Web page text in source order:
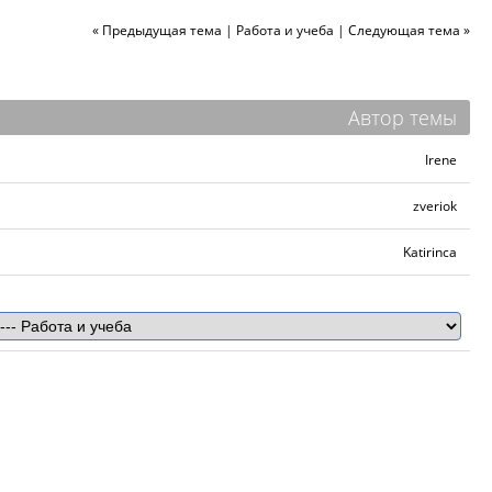
« Предыдущая тема | Работа и учеба | Следующая тема »
Автор темы
Irene
zveriok
Katirinca